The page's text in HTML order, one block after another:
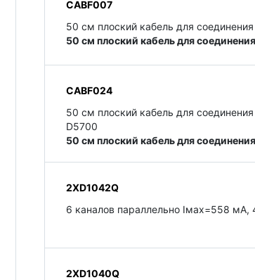
CABF007
50 см плоский кабель для
50 см плоский кабель для
CABF024
50 см плоский кабель для
D5700
50 см плоский кабель для
2XD1042Q
6 каналов параллельно Iмах=558
2XD1040Q